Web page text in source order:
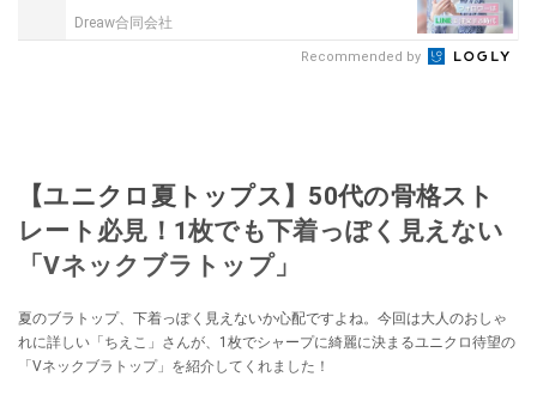
Dreaw合同会社
Recommended by
【ユニクロ夏トップス】50代の骨格スト
レート必見！1枚でも下着っぽく見えない
「Vネックブラトップ」
夏のブラトップ、下着っぽく見えないか心配ですよね。今回は大人のおしゃ
れに詳しい「ちえこ」さんが、1枚でシャープに綺麗に決まるユニクロ待望の
「Vネックブラトップ」を紹介してくれました！